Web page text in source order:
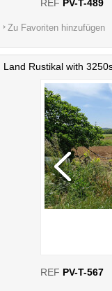
REF PV-T-489
Zu Favoriten hinzufügen
Land Rustikal with
REF PV-T-567